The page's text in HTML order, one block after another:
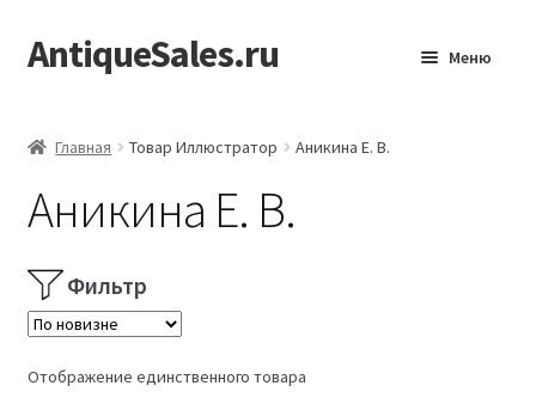
Перейти
к
Перейти
к
AntiqueSales.ru Меню
Главная Товар Иллюстратор Аникина Е. В.
Аникина Е. В.
Фильтр
Отображение единственного товара